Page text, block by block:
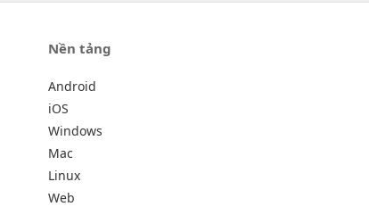
Nền tảng
Android
iOS
Windows
Mac
Linux
Web